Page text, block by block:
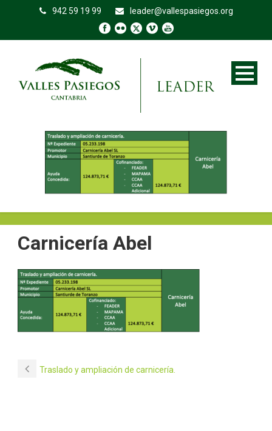
942 59 19 99 leader@vallespasiegos.org
Carnicería Abel
Traslado y ampliación de carnicería.